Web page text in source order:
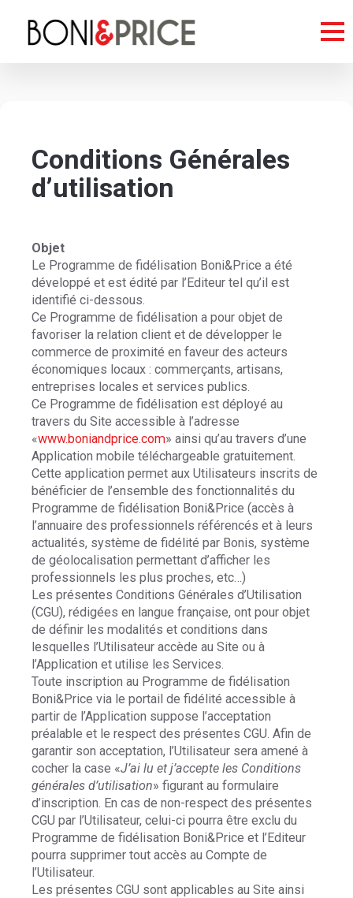
Conditions Générales
d’utilisation
Objet
Le Programme de fidélisation Boni&Price a été
développé et est édité par l’Editeur tel qu’il est
identifié ci-dessous.
Ce Programme de fidélisation a pour objet de
favoriser la relation client et de développer le
commerce de proximité en faveur des acteurs
économiques locaux : commerçants, artisans,
entreprises locales et services publics.
Ce Programme de fidélisation est déployé au
travers du Site accessible à l’adresse
«www.boniandprice.com» ainsi qu’au travers d’une
Application mobile téléchargeable gratuitement.
Cette application permet aux Utilisateurs inscrits de
bénéficier de l’ensemble des fonctionnalités du
Programme de fidélisation Boni&Price (accès à
l’annuaire des professionnels référencés et à leurs
actualités, système de fidélité par Bonis, système
de géolocalisation permettant d’afficher les
professionnels les plus proches, etc…)
Les présentes Conditions Générales d’Utilisation
(CGU), rédigées en langue française, ont pour objet
de définir les modalités et conditions dans
lesquelles l’Utilisateur accède au Site ou à
l’Application et utilise les Services.
Toute inscription au Programme de fidélisation
Boni&Price via le portail de fidélité accessible à
partir de l’Application suppose l’acceptation
préalable et le respect des présentes CGU. Afin de
garantir son acceptation, l’Utilisateur sera amené à
cocher la case «J’ai lu et j’accepte les Conditions
générales d’utilisation» figurant au formulaire
d’inscription. En cas de non-respect des présentes
CGU par l’Utilisateur, celui-ci pourra être exclu du
Programme de fidélisation Boni&Price et l’Editeur
pourra supprimer tout accès au Compte de
l’Utilisateur.
Les présentes CGU sont applicables au Site ainsi